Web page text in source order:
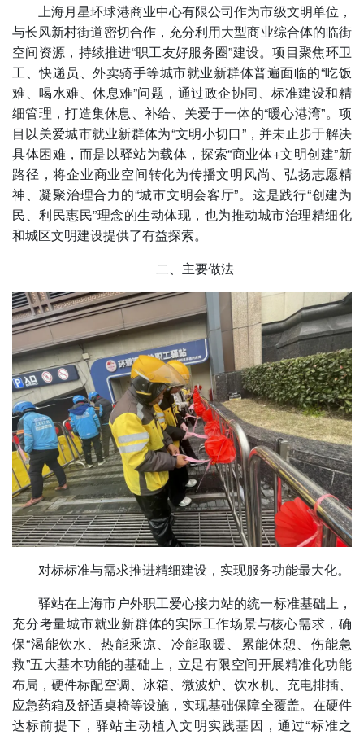
上海月星环球港商业中心有限公司作为市级文明单位，
与长风新村街道密切合作，充分利用大型商业综合体的临街
空间资源，持续推进“职工友好服务圈”建设。项目聚焦环卫
工、快递员、外卖骑手等城市就业新群体普遍面临的“吃饭
难、喝水难、休息难”问题，通过政企协同、标准建设和精
细管理，打造集休息、补给、关爱于一体的“暖心港湾”。项
目以关爱城市就业新群体为“文明小切口”，并未止步于解决
具体困难，而是以驿站为载体，探索“商业体+文明创建”新
路径，将企业商业空间转化为传播文明风尚、弘扬志愿精
神、凝聚治理合力的“城市文明会客厅”。这是践行“创建为
民、利民惠民”理念的生动体现，也为推动城市治理精细化
和城区文明建设提供了有益探索。
二、主要做法
对标标准与需求推进精细建设，实现服务功能最大化。
驿站在上海市户外职工爱心接力站的统一标准基础上，
充分考量城市就业新群体的实际工作场景与核心需求，确
保“渴能饮水、热能乘凉、冷能取暖、累能休憩、伤能急
救”五大基本功能的基础上，立足有限空间开展精准化功能
布局，硬件标配空调、冰箱、微波炉、饮水机、充电排插、
应急药箱及舒适桌椅等设施，实现基础保障全覆盖。在硬件
达标前提下，驿站主动植入文明实践基因，通过“标准之